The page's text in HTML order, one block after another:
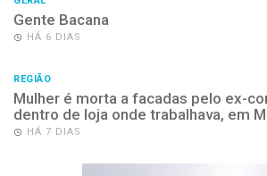
Gente Bacana
HÁ 6 DIAS
REGIÃO
Mulher é morta a facadas pelo ex-
dentro de loja onde trabalhava, em
HÁ 7 DIAS